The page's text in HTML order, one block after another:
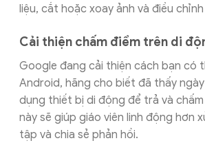
liệu, cắt hoặc xoay ảnh và điều
Cải thiện chấm điểm trên di
Google đang cải thiện cách bạn có
Android, hãng cho biết đã thấy
dụng thiết bị di động để trả và
này sẽ giúp giáo viên linh động hơn
tập và chia sẻ phản hồi.